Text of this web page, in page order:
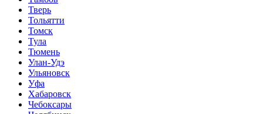
Тверь
Тольятти
Томск
Тула
Тюмень
Улан-Удэ
Ульяновск
Уфа
Хабаровск
Чебоксары